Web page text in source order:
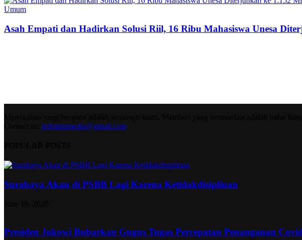
Umum
Asah Empati dan Hadirkan Solusi Riil, 16 Ribu Mahasiswa Unesa
redjatimmedia@gmail.com
Surabaya Akan di PSBB Lagi Karena Ketidakdisiplinan
Presiden Jokowi Bubarkan Gugus Tugas Percepatan Penanganan